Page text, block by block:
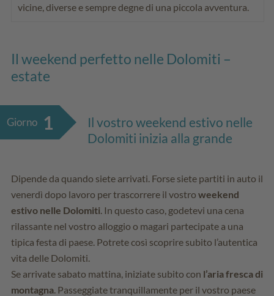
vicine, diverse e sempre degne di una piccola avventura.
Il weekend perfetto nelle Dolomiti –
estate
Giorno 1
Il vostro weekend estivo nelle
Dolomiti inizia alla grande
Dipende da quando siete arrivati. Forse siete partiti in auto il
venerdì dopo lavoro per trascorrere il vostro weekend
estivo nelle Dolomiti . In questo caso, godetevi una cena
rilassante nel vostro alloggio o magari partecipate a una
tipica festa di paese. Potrete così scoprire subito l’autentica
vita delle Dolomiti.
Se arrivate sabato mattina, iniziate subito con l’aria fresca di
montagna . Passeggiate tranquillamente per il vostro paese